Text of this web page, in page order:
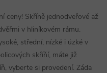
ceny! Skříně jednodveřové až
v hliníkovém rámu.
střední, nízké i úzké v
skříňí, máte již
vyberte si provedení. Záda